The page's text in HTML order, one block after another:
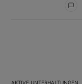
AKTIVE UNTERHALTUNGEN